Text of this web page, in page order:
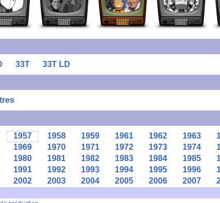
33T
33T LD
1957 1958 1959 1961 1962 1963
1969 1970 1971 1972 1973 1974
1980 1981 1982 1983 1984 1985
1991 1992 1993 1994 1995 1996
2002 2003 2004 2005 2006 2007